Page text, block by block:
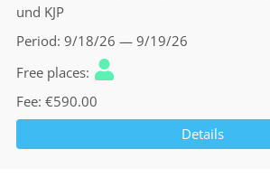
und KJP
Period 9/18/26 — 9/19/26
Free places
Fee €590.00
Details